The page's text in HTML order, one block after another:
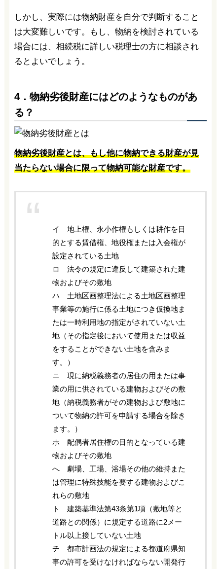
しかし、実際には物納財産を自分で判断すること
は大変難しいです。もし、物納を検討されている
場合には、相続税に詳しい税理士の方に相談され
るとよいでしょう。
4．物納劣後財産にはどのようなものがあ
る？
物納劣後財産とは、もし他に物納できる財産が見
当たらない場合に限って物納可能な財産です。
イ 地上権、永小作権もしくは耕作を目
的とする賃借権、地役権または入会権が
設定されている土地
ロ 法令の規定に違反して建築された建
物およびその敷地
ハ 土地区画整理法による土地区画整理
事業等の施行に係る土地につき仮換地ま
たは一時利用地の指定がされていない土
地（その指定後において使用または収益
をすることができない土地を含みま
す。）
ニ 現に納税義務者の居住の用または事
業の用に供されている建物およびその敷
地（納税義務者がその建物および敷地に
ついて物納の許可を申請する場合を除き
ます。）
ホ 配偶者居住権の目的となっている建
物およびその敷地
へ 劇場、工場、浴場その他の維持また
は管理に特殊技能を要する建物およびこ
れらの敷地
ト 建築基準法第43条第1項（敷地等と
道路との関係）に規定する道路に2メー
トル以上接していない土地
チ 都市計画法の規定による都道府県知
事の許可を受けなければならない開発行